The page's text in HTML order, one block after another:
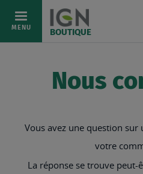
AllezMENU BOUTIQUE
Nous
Vous avez une question
votre
La réponse se trouve peut-